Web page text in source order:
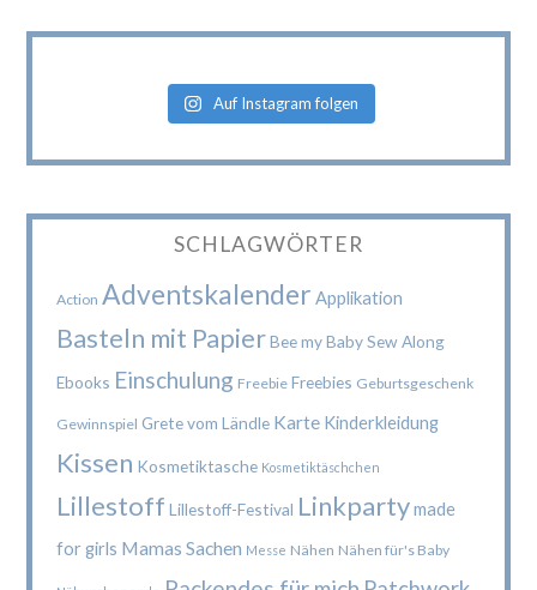
Auf Instagram folgen
SCHLAGWÖRTER
Action Adventskalender Applikation
Basteln mit Papier Bee my Baby Sew Along
Ebooks Einschulung Freebie Freebies Geburtsgeschenk
Gewinnspiel Grete vom Ländle Karte Kinderkleidung
Kissen Kosmetiktasche Kosmetiktäschchen
Lillestoff Lillestoff-Festival Linkpartymade
for girls Mamas Sachen Messe Nähen Nähen für's Baby